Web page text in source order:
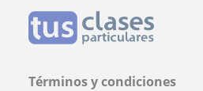
Términos y condiciones